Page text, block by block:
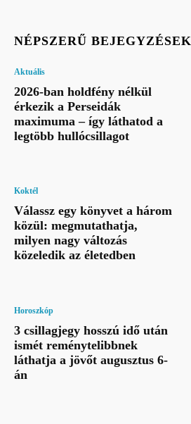
NÉPSZERŰ BEJEGYZÉSEK
Aktuális
2026-ban holdfény nélkül
érkezik a Perseidák
maximuma – így láthatod a
legtöbb hullócsillagot
Koktél
Válassz egy könyvet a három
közül: megmutathatja,
milyen nagy változás
közeledik az életedben
Horoszkóp
3 csillagjegy hosszú idő után
ismét reménytelibbnek
láthatja a jövőt augusztus 6-
án